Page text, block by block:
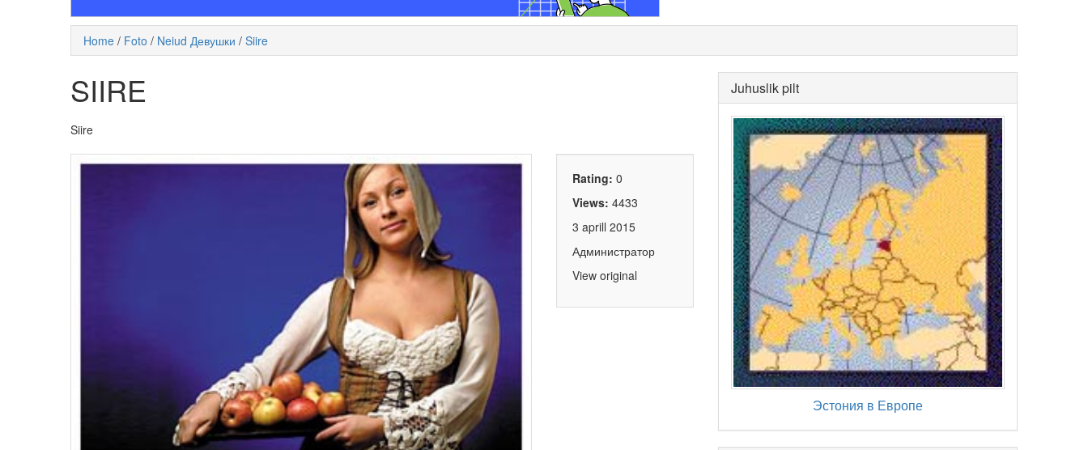
Home / Foto / Neiud Девушки / Siire
SIIRE
Siire
Rating: 0
Views: 4433
3 aprill 2015
Администратор
View original
Juhuslik pilt
Эстония в Европе